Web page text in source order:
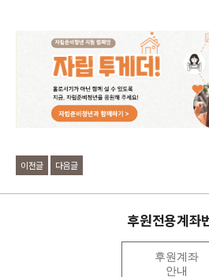
이전글 다음글
후원전용계좌
후원계좌
안내